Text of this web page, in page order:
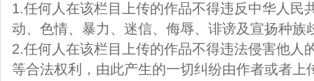
1.任何人在该栏目上传的作品不得违反中华人民
动、色情、暴力、迷信、侮辱、诽谤及宣扬种族
2.任何人在该栏目上传的作品不得违法侵害他人
等合法权利，由此产生的一切纠纷由作者或者上